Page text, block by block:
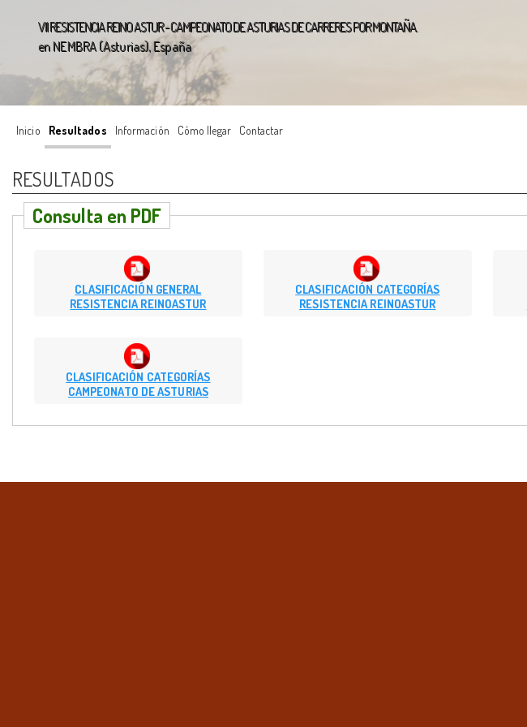
VII RESISTENCIA REINO ASTUR - CAMPEONATO DE ASTURIAS DE CARRERES POR MONTAÑA.
en NEMBRA (Asturias), España
Inicio Resultados Información Cómo llegar Contactar
RESULTADOS
Consulta en PDF
CLASIFICACIÓN GENERAL
RESISTENCIA REINOASTUR
CLASIFICACIÓN CATEGORÍAS
RESISTENCIA REINOASTUR
CLASIFICACIÓN CATEGORÍAS
CAMPEONATO DE ASTURIAS